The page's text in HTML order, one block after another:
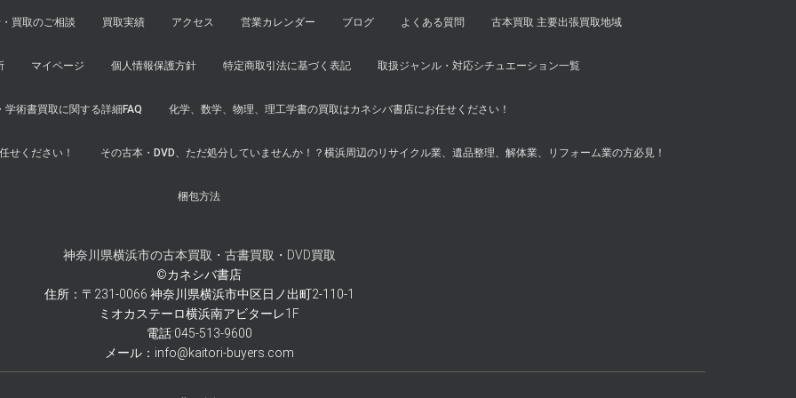
買取のご相談 買取実績 アクセス 営業カレンダー ブログ よくある質問 古本買取 主要出張買取地域
マイページ 個人情報保護方針 特定商取引法に基づく表記 取扱ジャンル・対応シチュエーション一覧
術書買取に関する詳細FAQ 化学、数学、物理、理工学書の買取はカネシバ書店にお任せください！
せください！ その古本・DVD、ただ処分していませんか！？横浜周辺のリサイクル業、遺品整理、解体業、リフォーム業の方必見！
梱包方法
神奈川県横浜市の古本買取・古書買取・DVD買取
©カネシバ書店
住所：〒231-0066 神奈川県横浜市中区日ノ出町2-110-1
ミオカステーロ横浜南アビターレ1F
電話:045-513-9600
メール：info@kaitori-buyers.com